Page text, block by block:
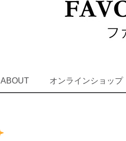
ABOUT オンラインショップ